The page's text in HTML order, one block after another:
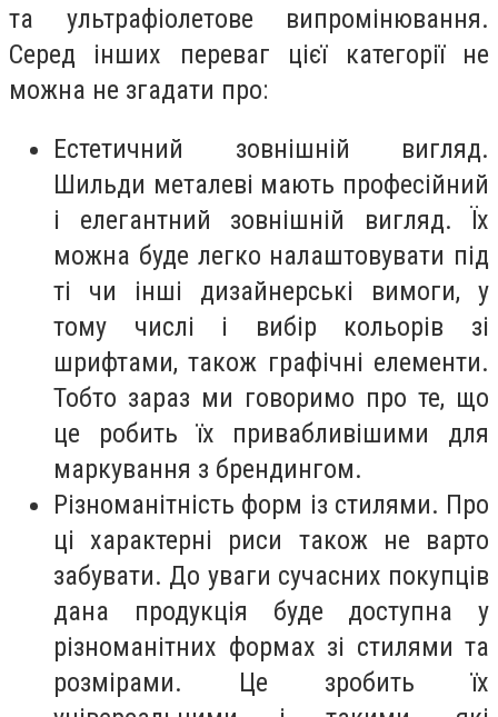
та ультрафіолетове випромінювання.
Серед інших переваг цієї категорії не
можна не згадати про:
Естетичний зовнішній вигляд.
Шильди металеві мають професійний
і елегантний зовнішній вигляд. Їх
можна буде легко налаштовувати під
ті чи інші дизайнерські вимоги, у
тому числі і вибір кольорів зі
шрифтами, також графічні елементи.
Тобто зараз ми говоримо про те, що
це робить їх привабливішими для
маркування з брендингом.
Різноманітність форм із стилями. Про
ці характерні риси також не варто
забувати. До уваги сучасних покупців
дана продукція буде доступна у
різноманітних формах зі стилями та
розмірами. Це зробить їх